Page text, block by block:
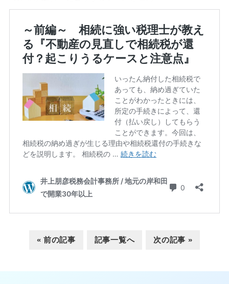
« 前の記事 記事一覧へ 次の記事 »